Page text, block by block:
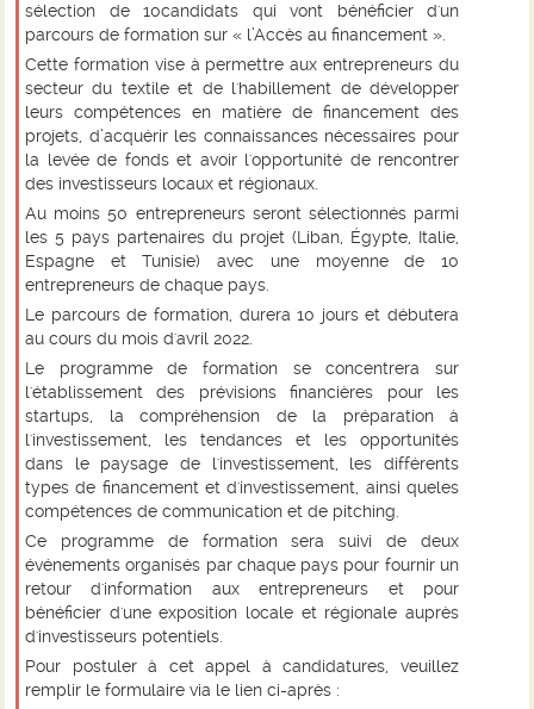
sélection de 10candidats qui vont bénéficier d'un
parcours de formation sur « l’Accès au financement ».
Cette formation vise à permettre aux entrepreneurs du
secteur du textile et de l'habillement de développer
leurs compétences en matière de financement des
projets, d’acquérir les connaissances nécessaires pour
la levée de fonds et avoir l'opportunité de rencontrer
des investisseurs locaux et régionaux.
Au moins 50 entrepreneurs seront sélectionnés parmi
les 5 pays partenaires du projet (Liban, Égypte, Italie,
Espagne et Tunisie) avec une moyenne de 10
entrepreneurs de chaque pays.
Le parcours de formation, durera 10 jours et débutera
au cours du mois d'avril 2022.
Le programme de formation se concentrera sur
l'établissement des prévisions financières pour les
startups, la compréhension de la préparation à
l'investissement, les tendances et les opportunités
dans le paysage de l'investissement, les différents
types de financement et d'investissement, ainsi queles
compétences de communication et de pitching.
Ce programme de formation sera suivi de deux
événements organisés par chaque pays pour fournir un
retour d'information aux entrepreneurs et pour
bénéficier d'une exposition locale et régionale auprès
d'investisseurs potentiels.
Pour postuler à cet appel à candidatures, veuillez
remplir le formulaire via le lien ci-après :